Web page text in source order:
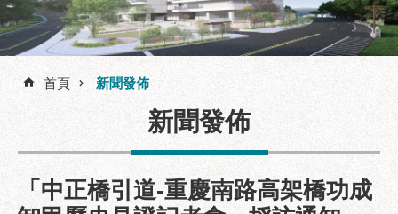
階
搜
公
告
資
訊
服
機
首頁 新聞發佈
新聞發佈
「中正橋引道-重慶南路高架橋功成